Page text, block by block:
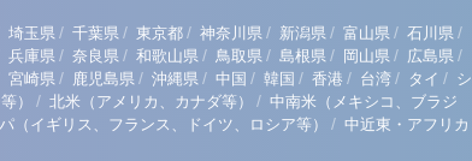
埼玉県 / 千葉県 / 東京都 / 神奈川県 / 新潟県 / 富山県 / 石川県 /
兵庫県 / 奈良県 / 和歌山県 / 鳥取県 / 島根県 / 岡山県 / 広島県 /
宮崎県 / 鹿児島県 / 沖縄県 / 中国 / 韓国 / 香港 / 台湾 / タイ / シ
） / 北米（アメリカ、カナダ等） / 中南米（メキシコ、ブラジ
（イギリス、フランス、ドイツ、ロシア等） / 中近東・アフリカ